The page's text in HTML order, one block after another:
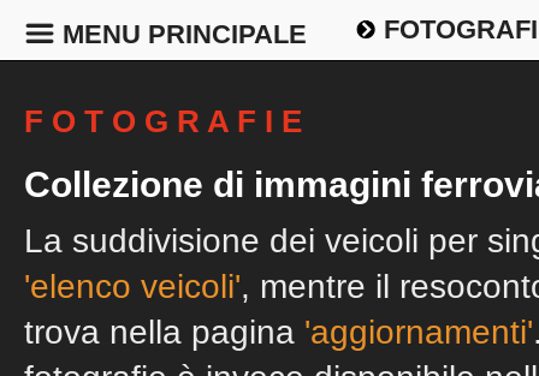
MENU PRINCIPALE
F O T O G R A F I E
Collezione di immagini
La suddivisione dei veicoli per
'elenco veicoli', mentre il
trova nella pagina 'aggiornamenti'